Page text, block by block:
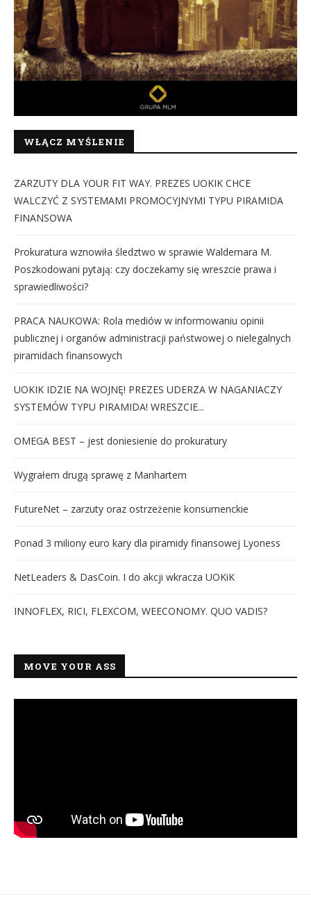
WŁĄCZ MYŚLENIE
ZARZUTY DLA YOUR FIT WAY. PREZES UOKIK CHCE
WALCZYĆ Z SYSTEMAMI PROMOCYJNYMI TYPU PIRAMIDA
FINANSOWA
Prokuratura wznowiła śledztwo w sprawie Waldemara M.
Poszkodowani pytają: czy doczekamy się wreszcie prawa i
sprawiedliwości?
PRACA NAUKOWA: Rola mediów w informowaniu opinii
publicznej i organów administracji państwowej o nielegalnych
piramidach finansowych
UOKIK IDZIE NA WOJNĘ! PREZES UDERZA W NAGANIACZY
SYSTEMÓW TYPU PIRAMIDA! WRESZCIE...
OMEGA BEST – jest doniesienie do prokuratury
Wygrałem drugą sprawę z Manhartem
FutureNet – zarzuty oraz ostrzeżenie konsumenckie
Ponad 3 miliony euro kary dla piramidy finansowej Lyoness
NetLeaders & DasCoin. I do akcji wkracza UOKiK
INNOFLEX, RICI, FLEXCOM, WEECONOMY. QUO VADIS?
MOVE YOUR ASS